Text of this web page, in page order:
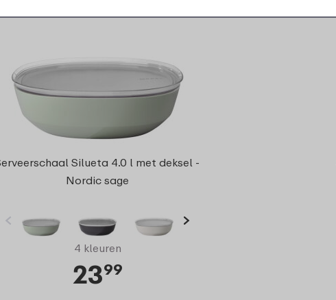
Silueta 4.0 l met deksel -
Nordic sage
4 kleuren
2399